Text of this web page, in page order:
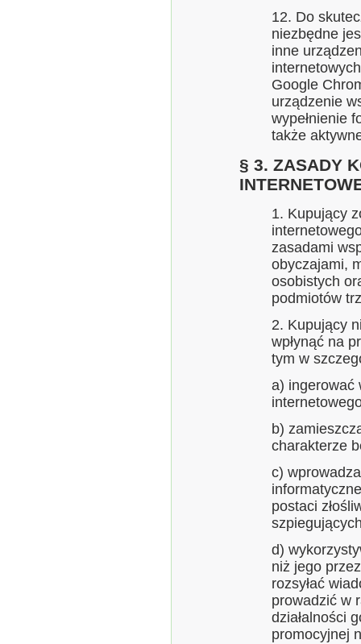
12. Do
niezbędne
inne
Google
urządzenie
wypełnienie
także
§ 3. ZASADY
1. Kupujący
zasadami
obyczajami,
osobistych
podmiotów
2. Kupujący
wpłynąć na
tym w
a) ingerować
b)
charakterze
c)
postaci
d)
niż jego
rozsyłać
prowadzić w
działalności
promocyjnej